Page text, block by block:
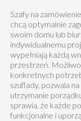
Szafy na
chcą optymalnie
swoim domu lub
indywidualnemu
wypełniają każdą
przestrzeń.
konkretnych
szuflady, pozwala
utrzymanie
sprawia, że każde
funkcjonalne i